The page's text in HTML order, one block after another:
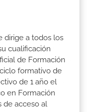
dirige a todos los
cualificación
de Formación
formativo de
de 1 año el
en Formación
de acceso al